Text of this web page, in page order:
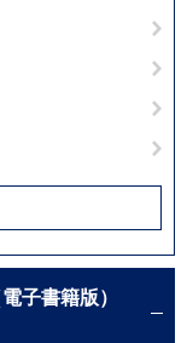
子書籍版）